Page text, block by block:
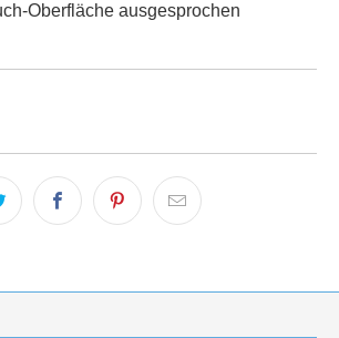
Oberfläche ausgesprochen